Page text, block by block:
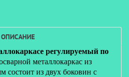
ОПИСАНИЕ
регулируемый по
металлокаркас из
состоит из двух боковин с